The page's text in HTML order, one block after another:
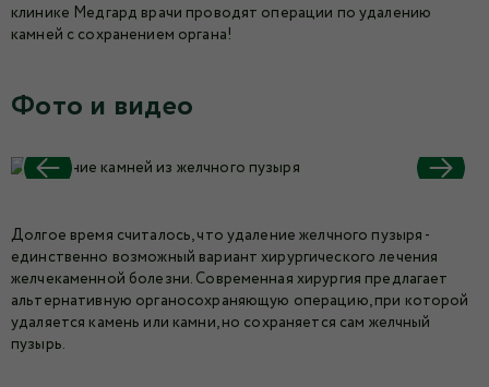
клинике Медгард врачи проводят операции по удалению
камней с сохранением органа!
Фото и видео
Долгое время считалось, что удаление желчного пузыря -
единственно возможный вариант хирургического лечения
желчекаменной болезни. Современная хирургия предлагает
альтернативную органосохраняющую операцию, при которой
удаляется камень или камни, но сохраняется сам желчный
пузырь.